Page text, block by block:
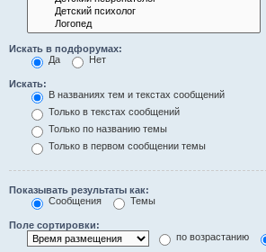
Искать в подфорумах:
Да
Нет
Искать:
В названиях тем и текстах сообщений
Только в текстах сообщений
Только по названию темы
Только в первом сообщении темы
Показывать результаты как:
Сообщения
Темы
Поле сортировки:
по возрастанию